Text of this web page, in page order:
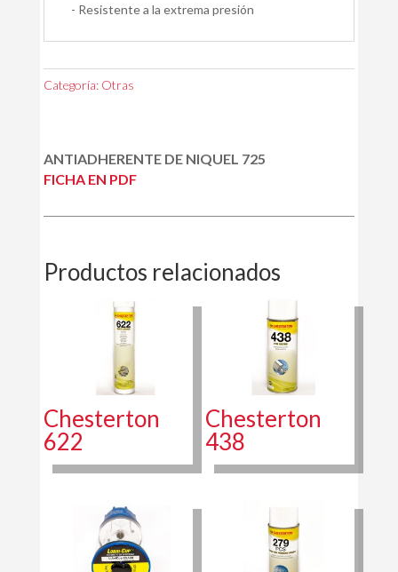
- Resistente a la extrema presión
Categoría: Otras
ANTIADHERENTE DE NIQUEL 725
FICHA EN PDF
Productos relacionados
Chesterton
622
Chesterton
438